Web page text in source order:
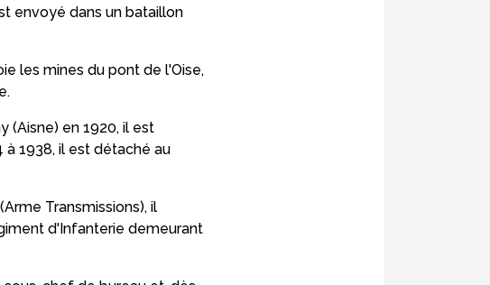
envoyé dans un bataillon
les mines du pont de l'Oise,
(Aisne) en 1920, il est
à 1938, il est détaché au
Transmissions), il
d'Infanterie demeurant